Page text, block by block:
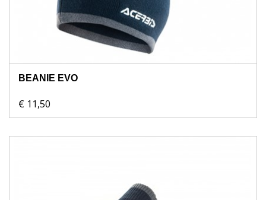
BEANIE EVO
€ 11,50